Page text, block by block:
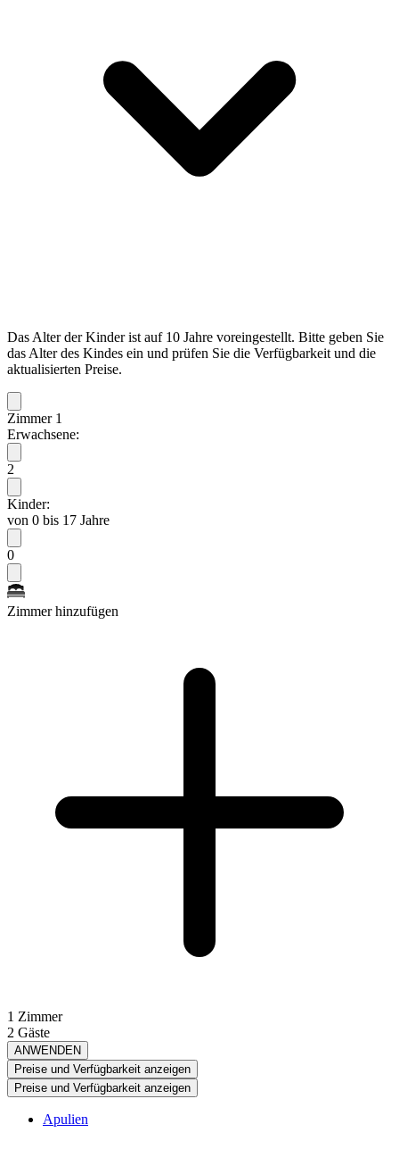
Das Alter der Kinder ist auf 10 Jahre voreingestellt. Bitte geben Sie
das Alter des Kindes ein und prüfen Sie die Verfügbarkeit und die
aktualisierten Preise.
Zimmer 1
Erwachsene:
2
Kinder:
von 0 bis 17 Jahre
0
Zimmer hinzufügen
1 Zimmer
2 Gäste
ANWENDEN
Preise und Verfügbarkeit anzeigen
Preise und Verfügbarkeit anzeigen
Apulien